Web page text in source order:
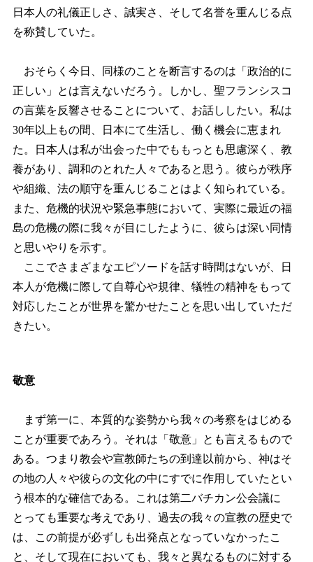
日本人の礼儀正しさ、誠実さ、そして名誉を重んじる点
を称賛していた。
おそらく今日、同様のことを断言するのは「政治的に
正しい」とは言えないだろう。しかし、聖フランシスコ
の言葉を反響させることについて、お話ししたい。私は
30年以上もの間、日本にて生活し、働く機会に恵まれ
た。日本人は私が出会った中でももっとも思慮深く、教
養があり、調和のとれた人々であると思う。彼らが秩序
や組織、法の順守を重んじることはよく知られている。
また、危機的状況や緊急事態において、実際に最近の福
島の危機の際に我々が目にしたように、彼らは深い同情
と思いやりを示す。
ここでさまざまなエピソードを話す時間はないが、日
本人が危機に際して自尊心や規律、犠牲の精神をもって
対応したことが世界を驚かせたことを思い出していただ
きたい。
敬意
まず第一に、本質的な姿勢から我々の考察をはじめる
ことが重要であろう。それは「敬意」とも言えるもので
ある。つまり教会や宣教師たちの到達以前から、神はそ
の地の人々や彼らの文化の中にすでに作用していたとい
う根本的な確信である。これは第二バチカン公会議に
とっても重要な考えであり、過去の我々の宣教の歴史で
は、この前提が必ずしも出発点となっていなかったこ
と、そして現在においても、我々と異なるものに対する